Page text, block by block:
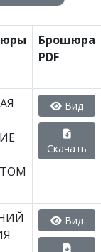
Брошюра
PDF
Вид
Скачать
Вид